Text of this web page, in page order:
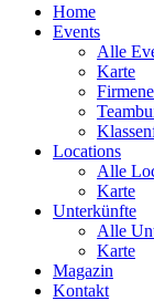
Home
Events
Alle
Karte
Locations
Alle
Karte
Unterkünfte
Alle
Karte
Magazin
Kontakt